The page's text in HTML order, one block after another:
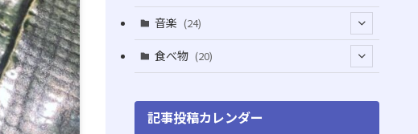
(3)
(4)
(4)
(6)
(75)
(7)
(22)
(8)
(5)
音楽 (24)
(18)
食べ物 (20)
(6)
記事投稿カレンダー